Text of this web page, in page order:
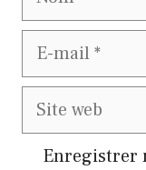
E-
mail
Site
web
Enregistrer